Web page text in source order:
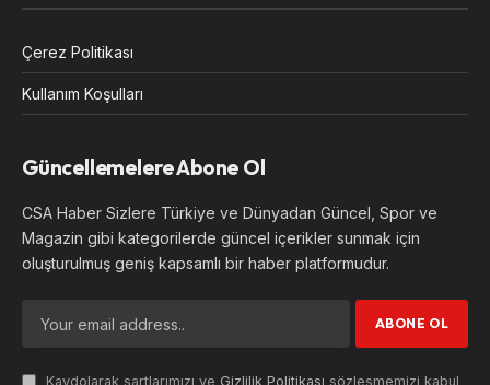
Çerez Politikası
Kullanım Koşulları
Güncellemelere Abone Ol
CSA Haber Sizlere Türkiye ve Dünyadan Güncel, Spor ve
Magazin gibi kategorilerde güncel içerikler sunmak için
oluşturulmuş geniş kapsamlı bir haber platformudur.
Kaydolarak şartlarımızı ve Gizlilik Politikası sözleşmemizi kabul